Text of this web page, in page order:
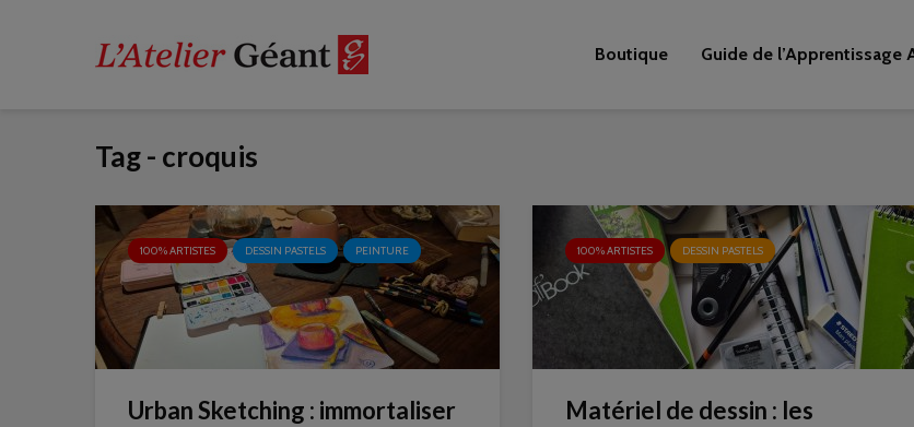
Boutique Guide de l’Apprentissage
Tag - croquis
100% ARTISTES DESSIN PASTELS PEINTURE
Urban Sketching : immortaliser
100% ARTISTES DESSIN PASTELS
Matériel de dessin : les